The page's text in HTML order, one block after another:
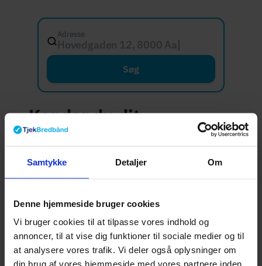
Samtykke Detaljer Om
Denne hjemmeside bruger cookies
Vi bruger cookies til at tilpasse vores indhold og
annoncer, til at vise dig funktioner til sociale medier og til
at analysere vores trafik. Vi deler også oplysninger om
din brug af vores hjemmeside med vores partnere inden
Adresse
Hovedgaden 12, 8000 Aarhus C
Søg
Kender du dit
internetbehov?
er en stabil og hurtig internetforbindelse i
dagtimerne ofte vigtigere end mange tror. Et
videomøde, der fryser, eller en forbindelse
der ikke kan følge med under myldretiderne,